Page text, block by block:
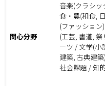
関心分野
音楽(クラシッ
食・農(和食,
(ファッショ
(工芸, 書道,
ーツ / 文学(小
建築, 古典建
社会課題 / 知